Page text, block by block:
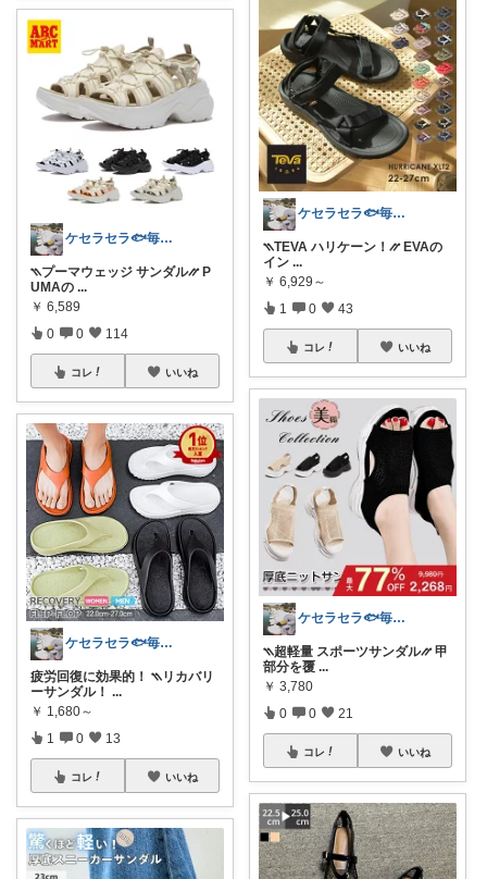
ケセラセラ🐟毎日を快適にするアイテム
⳹プーマウェッジ サンダル⳼ P
UMAの ...
￥ 6,589
0 0 114
コレ いいね
ケセラセラ🐟毎日を快適にするアイテム
疲労回復に効果的！ ⳹リカバリ
ーサンダル！ ...
￥ 1,680～
1 0 13
コレ いいね
ケセラセラ🐟毎日を快適にするアイテム
⳹TEVA ハリケーン！⳼ EVAの
イン ...
￥ 6,929～
1 0 43
コレ いいね
ケセラセラ🐟毎日を快適にするアイテム
⳹超軽量 スポーツサンダル⳼ 甲
部分を覆 ...
￥ 3,780
0 0 21
コレ いいね